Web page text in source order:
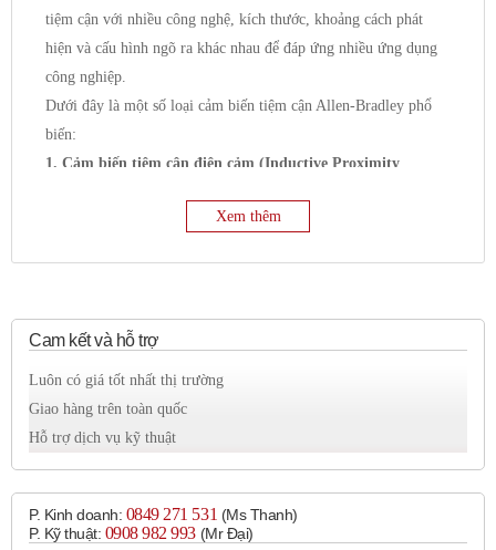
tiệm cận với nhiều công nghệ, kích thước, khoảng cách phát
hiện và cấu hình ngõ ra khác nhau để đáp ứng nhiều ứng dụng
công nghiệp.
Dưới đây là một số loại cảm biến tiệm cận Allen-Bradley phổ
biến:
1. Cảm biến tiệm cận điện cảm (Inductive Proximity
Nguyên lý hoạt động:Phát hiện các vật thể kim loại
trường, và cảm biến sẽ phát hiện sự thay đổi đó.
Phát hiện vị trí kim loại
Đếm số lượng chi tiết kim loại
Giám sát tốc độ
ô tô hoặc chế biến thực phẩm.
Các dòng sản phẩm phổ biến:
Xem thêm
Cam kết và hỗ trợ
Luôn có giá tốt nhất thị trường
Giao hàng trên toàn quốc
Hỗ trợ dịch vụ kỹ thuật
P. Kinh doanh: 0849 271 531 (Ms Thanh)
P. Kỹ thuật: 0908 982 993​ (Mr Đại)